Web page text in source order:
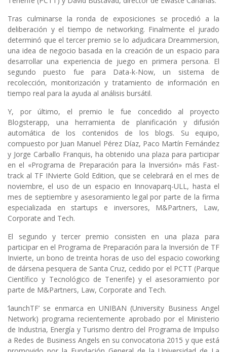
Tras culminarse la ronda de exposiciones se procedió a la
deliberación y el tiempo de networking. Finalmente el jurado
determinó que el tercer premio se lo adjudicara Dreammersion,
una idea de negocio basada en la creación de un espacio para
desarrollar una experiencia de juego en primera persona. El
segundo puesto fue para Data-k-Now, un sistema de
recolección, monitorización y tratamiento de información en
tiempo real para la ayuda al análisis bursátil.
Y, por último, el premio le fue concedido al proyecto
Blogsterapp, una herramienta de planificación y difusión
automática de los contenidos de los blogs. Su equipo,
compuesto por Juan Manuel Pérez Díaz, Paco Martín Fernández
y Jorge Carballo Franquis, ha obtenido una plaza para participar
en el «Programa de Preparación para la Inversión» más Fast-
track al TF INvierte Gold Edition, que se celebrará en el mes de
noviembre, el uso de un espacio en Innovaparq-ULL, hasta el
mes de septiembre y asesoramiento legal por parte de la firma
especializada en startups e inversores, M&Partners, Law,
Corporate and Tech.
El segundo y tercer premio consisten en una plaza para
participar en el Programa de Preparación para la Inversión de TF
Invierte, un bono de treinta horas de uso del espacio coworking
de dársena pesquera de Santa Cruz, cedido por el PCTT (Parque
Científico y Tecnológico de Tenerife) y el asesoramiento por
parte de M&Partners, Law, Corporate and Tech.
‘launchTF’ se enmarca en UNIBAN (University Business Angel
Network) programa recientemente aprobado por el Ministerio
de Industria, Energía y Turismo dentro del Programa de Impulso
a Redes de Business Angels en su convocatoria 2015 y que está